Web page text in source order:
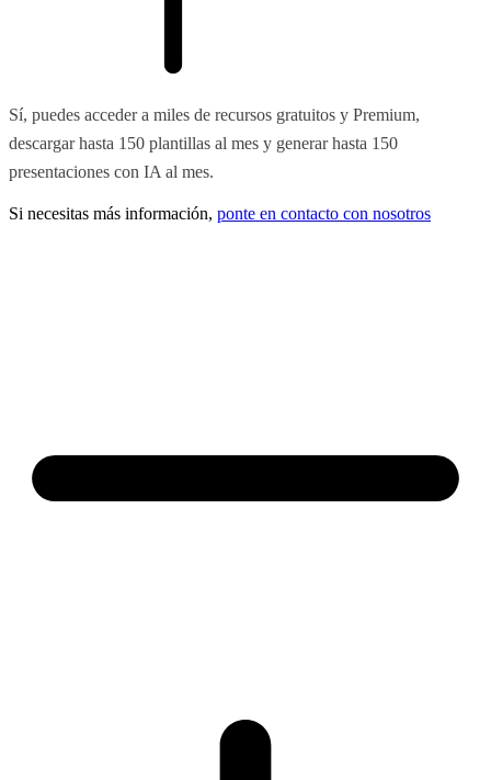
Sí, puedes acceder a miles de recursos gratuitos y Premium,
descargar hasta 150 plantillas al mes y generar hasta 150
presentaciones con IA al mes.
Si necesitas más información, ponte en contacto con nosotros